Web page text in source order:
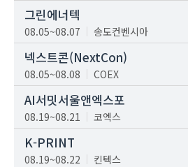
그린에너텍
08.05~08.07 송도컨벤시아
넥스트콘(NextCon)
08.05~08.08 COEX
AI서밋서울앤엑스포
08.19~08.21 코엑스
K-PRINT
08.19~08.22 킨텍스